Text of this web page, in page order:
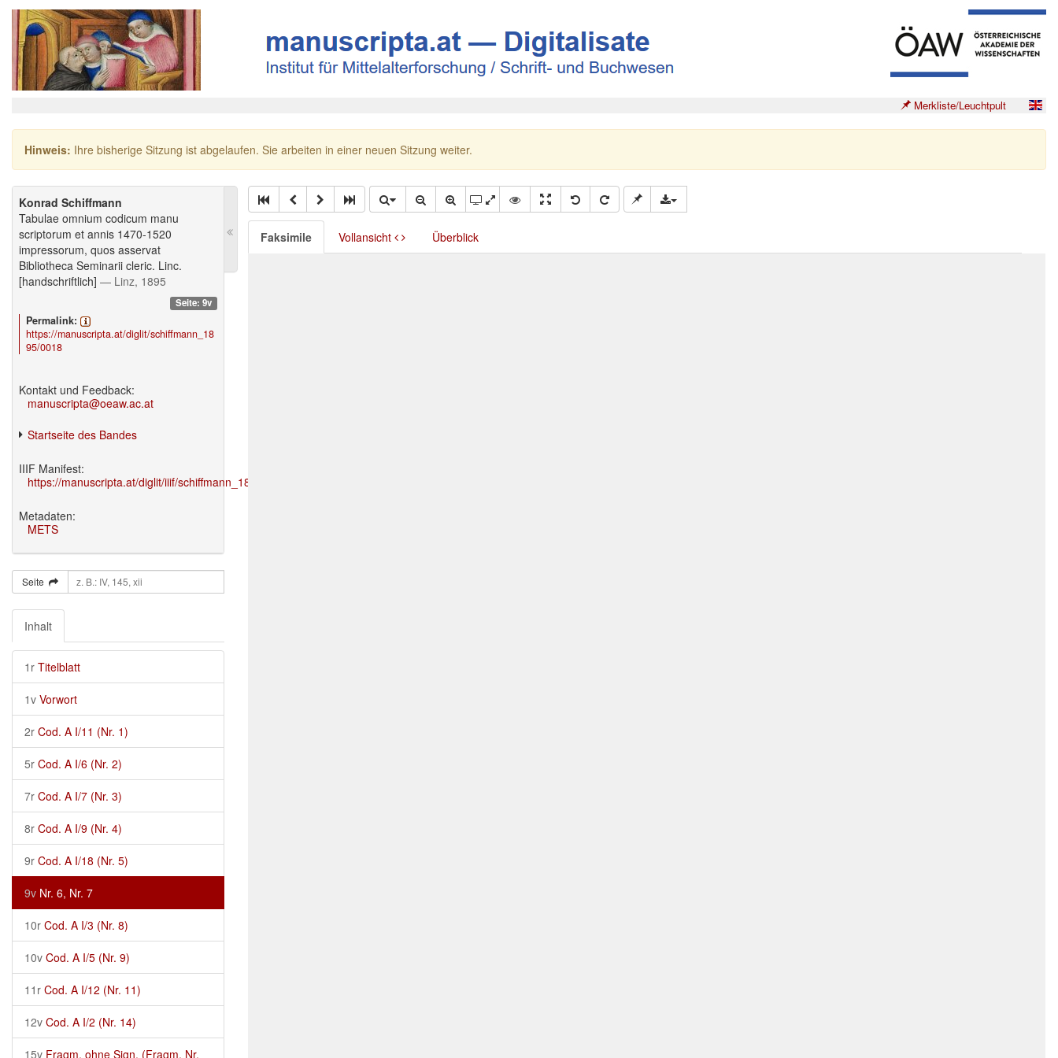
Merkliste/Leuchtpult
Hinweis: Ihre bisherige Sitzung ist abgelaufen. Sie arbeiten in einer neuen Sitzung weiter.
Konrad Schiffmann
Tabulae omnium codicum manu
scriptorum et annis 1470-1520
impressorum, quos asservat
Bibliotheca Seminarii cleric. Linc.
[handschriftlich] — Linz, 1895
Seite: 9v
Permalink:
https://manuscripta.at/diglit/schiffmann_18
95/0018
Kontakt und Feedback:
manuscripta@oeaw.ac.at
Startseite des Bandes
IIIF Manifest:
https://manuscripta.at/diglit/iiif/schiffmann_1895/manifest.json
Metadaten:
METS
Seite
Inhalt
1r Titelblatt
1v Vorwort
2r Cod. A I/11 (Nr. 1)
5r Cod. A I/6 (Nr. 2)
7r Cod. A I/7 (Nr. 3)
8r Cod. A I/9 (Nr. 4)
9r Cod. A I/18 (Nr. 5)
9v Nr. 6, Nr. 7
10r Cod. A I/3 (Nr. 8)
10v Cod. A I/5 (Nr. 9)
11r Cod. A I/12 (Nr. 11)
12v Cod. A I/2 (Nr. 14)
15v Fragm. ohne Sign. (Fragm. Nr.
Faksimile Vollansicht Überblick